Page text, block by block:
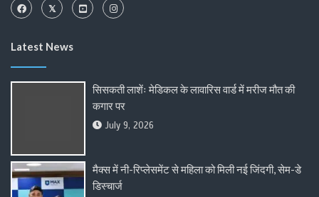
Latest News
सिसकती लाशेंः मेडिकल के लावारिस वार्ड में मरीज मौत की
कगार पर
July 9, 2026
मैक्स में नी-रिप्लेसमेंट से महिला को मिली नई जिंदगी, सेम-डे
डिस्चार्ज